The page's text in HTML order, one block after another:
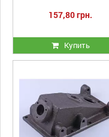
157,80 грн.
Купить